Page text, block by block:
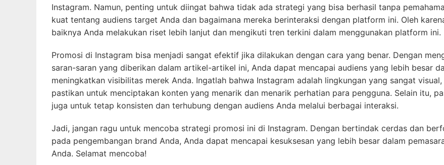
Instagram. Namun, penting untuk diingat bahwa tidak ada strategi yang bisa berhasil tanpa
kuat tentang audiens target Anda dan bagaimana mereka berinteraksi dengan platform ini. Oleh
baiknya Anda melakukan riset lebih lanjut dan mengikuti tren terkini dalam menggunakan platform ini.
Promosi di Instagram bisa menjadi sangat efektif jika dilakukan dengan cara yang benar. Dengan
saran-saran yang diberikan dalam artikel-artikel ini, Anda dapat mencapai audiens yang lebih besar
meningkatkan visibilitas merek Anda. Ingatlah bahwa Instagram adalah lingkungan yang sangat visual,
pastikan untuk menciptakan konten yang menarik dan menarik perhatian para pengguna. Selain itu,
juga untuk tetap konsisten dan terhubung dengan audiens Anda melalui berbagai interaksi.
Jadi, jangan ragu untuk mencoba strategi promosi ini di Instagram. Dengan bertindak cerdas dan
pada pengembangan brand Anda, Anda dapat mencapai kesuksesan yang lebih besar dalam
Anda. Selamat mencoba!